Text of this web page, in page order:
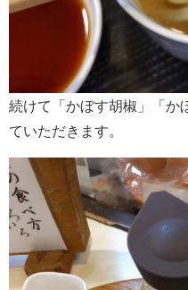
続けて「かぼす胡椒」「か
ていただきます。